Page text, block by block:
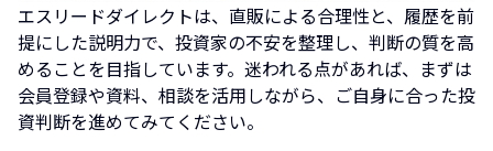
エスリードダイレクトは、直販による合理性と、履歴を前
提にした説明力で、投資家の不安を整理し、判断の質を高
めることを目指しています。迷われる点があれば、まずは
会員登録や資料、相談を活用しながら、ご自身に合った投
資判断を進めてみてください。